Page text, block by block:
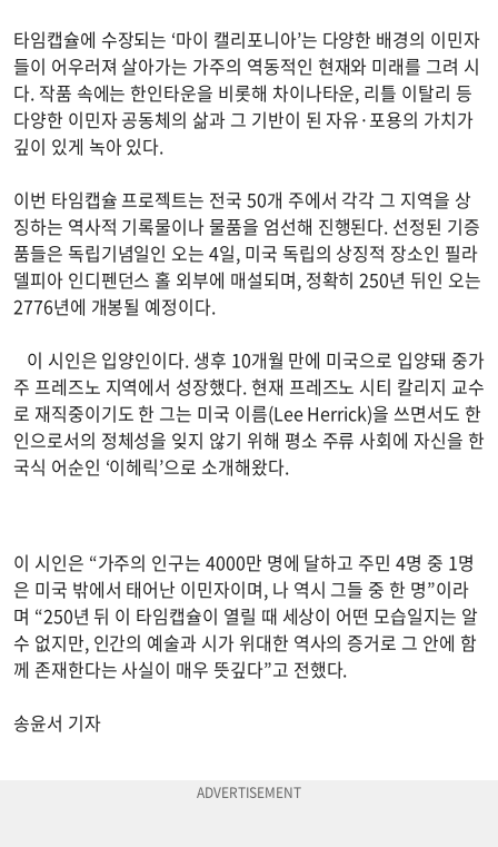
타임캡슐에 수장되는 ‘마이 캘리포니아’는 다양한 배경의 이민자
들이 어우러져 살아가는 가주의 역동적인 현재와 미래를 그려 시
다. 작품 속에는 한인타운을 비롯해 차이나타운, 리틀 이탈리 등
다양한 이민자 공동체의 삶과 그 기반이 된 자유·포용의 가치가
깊이 있게 녹아 있다.
이번 타임캡슐 프로젝트는 전국 50개 주에서 각각 그 지역을 상
징하는 역사적 기록물이나 물품을 엄선해 진행된다. 선정된 기증
품들은 독립기념일인 오는 4일, 미국 독립의 상징적 장소인 필라
델피아 인디펜던스 홀 외부에 매설되며, 정확히 250년 뒤인 오는
2776년에 개봉될 예정이다.
이 시인은 입양인이다. 생후 10개월 만에 미국으로 입양돼 중가
주 프레즈노 지역에서 성장했다. 현재 프레즈노 시티 칼리지 교수
로 재직중이기도 한 그는 미국 이름(Lee Herrick)을 쓰면서도 한
인으로서의 정체성을 잊지 않기 위해 평소 주류 사회에 자신을 한
국식 어순인 ‘이헤릭’으로 소개해왔다.
이 시인은 “가주의 인구는 4000만 명에 달하고 주민 4명 중 1명
은 미국 밖에서 태어난 이민자이며, 나 역시 그들 중 한 명”이라
며 “250년 뒤 이 타임캡슐이 열릴 때 세상이 어떤 모습일지는 알
수 없지만, 인간의 예술과 시가 위대한 역사의 증거로 그 안에 함
께 존재한다는 사실이 매우 뜻깊다”고 전했다.
송윤서 기자